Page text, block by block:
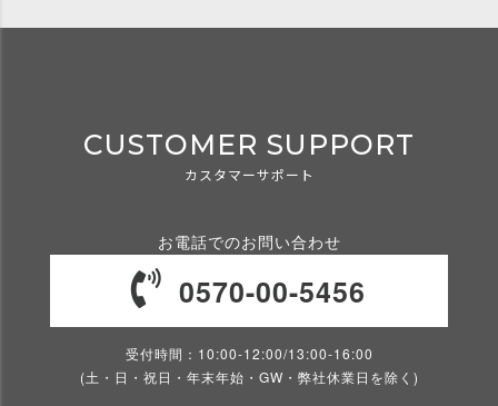
CUSTOMER SUPPORT
カスタマーサポート
お電話でのお問い合わせ
0570-00-5456
受付時間：10:00-12:00/13:00-16:00
(土・日・祝日・年末年始・GW・弊社休業日を除く)